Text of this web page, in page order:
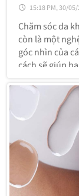
15:18 PM, 30/
Chăm sóc da
còn là một
góc nhìn của
cách sẽ giúp
mà bạn có